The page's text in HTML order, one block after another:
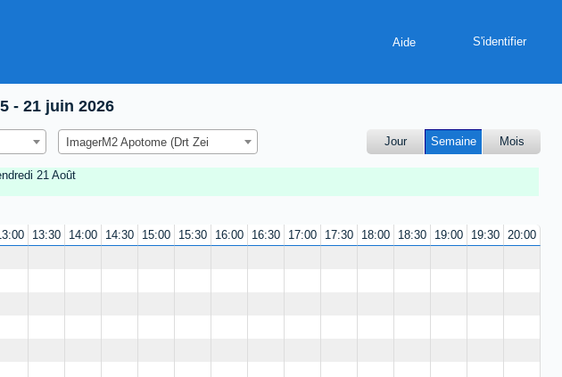
Aide
- 21 juin 2026
ImagerM2 Apotome (Drt Zei Jour Semaine Mois
21 Août
13:30 14:00 14:30 15:00 15:30 16:00 16:30 17:00 17:30 18:00 18:30 19:00 19:30
20:00